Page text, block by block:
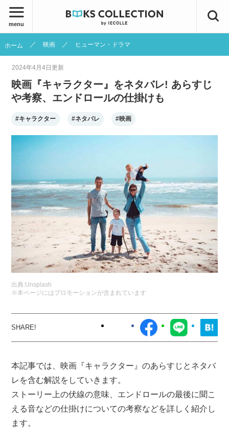
menu
ホーム 映画 ヒューマン・ドラマ
2024年4月4日更新
映画『キャラクター』をネタバレ! あらすじ
や考察、エンドロールの仕掛けも
#キャラクター #ネタバレ #映画
出典:Unsplash
※本ページにはプロモーションが含まれています
本記事では、映画『キャラクター』のあらすじとネタバ
レを含む解説をしていきます。
ストーリー上の伏線の意味、エンドロールの最後に聞こ
える音などの仕掛けについての考察などを詳しく紹介し
ます。